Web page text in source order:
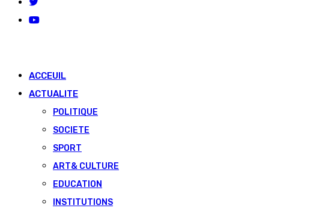
ACCEUIL
ACTUALITE
POLITIQUE
SOCIETE
SPORT
ART& CULTURE
EDUCATION
INSTITUTIONS